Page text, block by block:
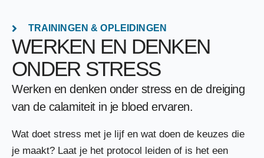
TRAININGEN & OPLEIDINGEN
WERKEN EN DENKEN
ONDER STRESS
Werken en denken onder stress en de dreiging
van de calamiteit in je bloed ervaren.
Wat doet stress met je lijf en wat doen de keuzes die
je maakt? Laat je het protocol leiden of is het een